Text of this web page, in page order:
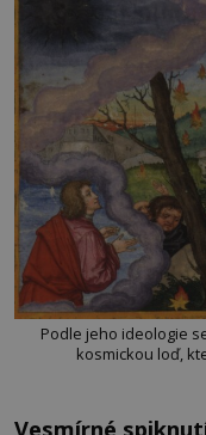
Podle jeho ideologie
kosmickou loď,
Vesmírné